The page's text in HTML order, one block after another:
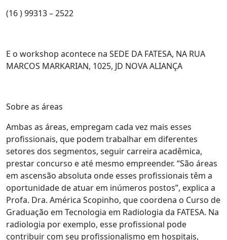
(16 ) 99313 – 2522
E o workshop acontece na SEDE DA FATESA, NA RUA
MARCOS MARKARIAN, 1025, JD NOVA ALIANÇA
Sobre as áreas
Ambas as áreas, empregam cada vez mais esses
profissionais, que podem trabalhar em diferentes
setores dos segmentos, seguir carreira acadêmica,
prestar concurso e até mesmo empreender. “São áreas
em ascensão absoluta onde esses profissionais têm a
oportunidade de atuar em inúmeros postos”, explica a
Profa. Dra. América Scopinho, que coordena o Curso de
Graduação em Tecnologia em Radiologia da FATESA. Na
radiologia por exemplo, esse profissional pode
contribuir com seu profissionalismo em hospitais,